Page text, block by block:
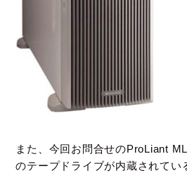
また、今回お問合せのProLiant
のテープドライブが内蔵されてい